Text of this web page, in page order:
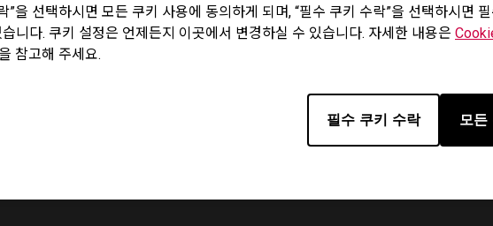
”을 선택하시면 모든 쿠키 사용에 동의하게 되며, “필수 쿠키 수락”을 선택하시면 필
니다. 쿠키 설정은 언제든지 이곳에서 변경하실 수 있습니다. 자세한 내용은
을 참고해 주세요.
필수 쿠키 수락 모든
For Palm Grip Users